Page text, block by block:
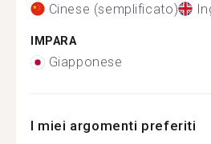
Cinese (semplificato)
IMPARA
Giapponese
I miei argomenti preferiti